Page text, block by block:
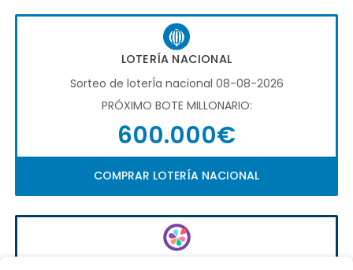
LOTERÍA NACIONAL
Sorteo de loterÍa nacional 08-08-2026
PRÓXIMO BOTE MILLONARIO:
600.000€
COMPRAR LOTERÍA NACIONAL